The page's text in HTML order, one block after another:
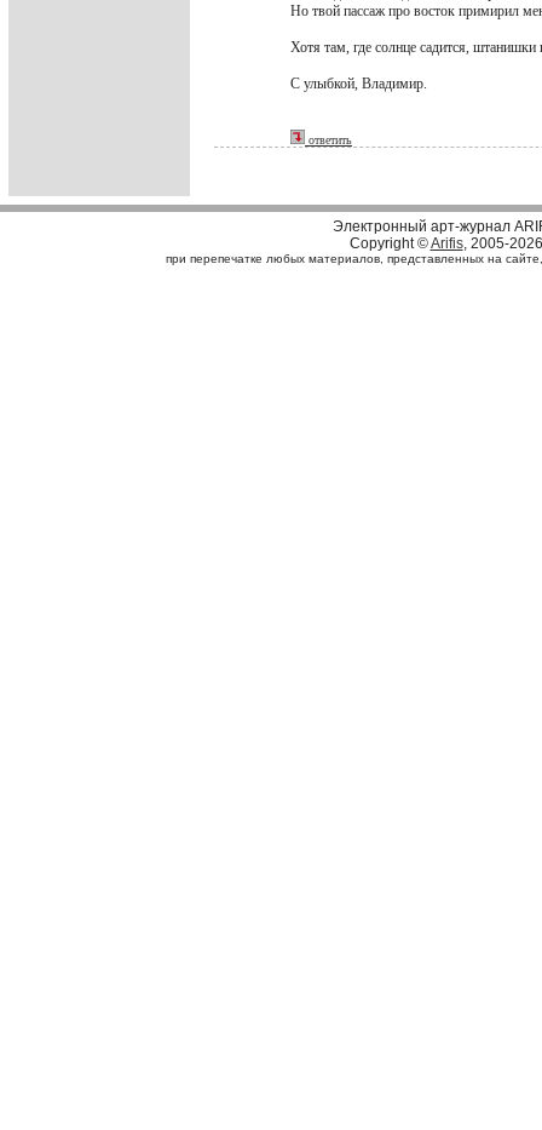
Но твой пассаж про восток примирил
Хотя там, где солнце садится, штанишки
С улыбкой, Владимир.
ответить
Электронный арт-журнал
Copyright ©Arifis, 2005-2026
при перепечатке любых материалов, представленных на